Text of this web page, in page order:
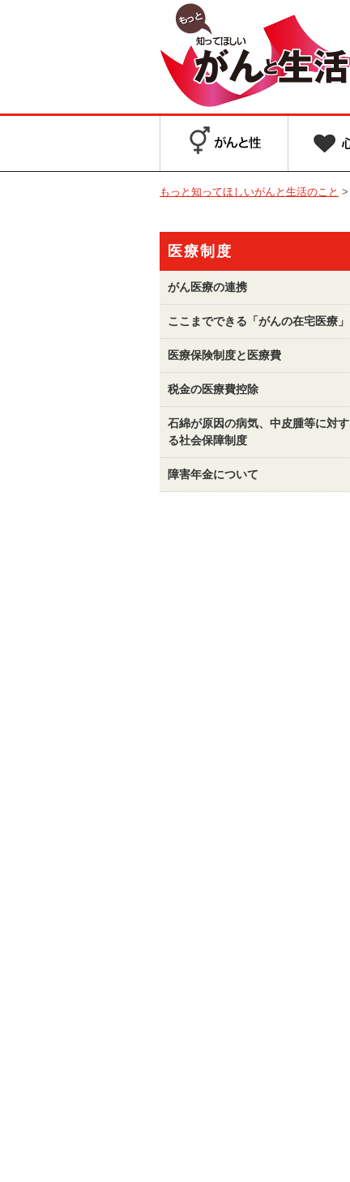
もっと知ってほしいがんと生活のこと >
医療制度
がん医療の連携
ここまでできる「がんの在宅医療」
医療保険制度と医療費
税金の医療費控除
石綿が原因の病気、中皮腫等に対す
る社会保障制度
障害年金について